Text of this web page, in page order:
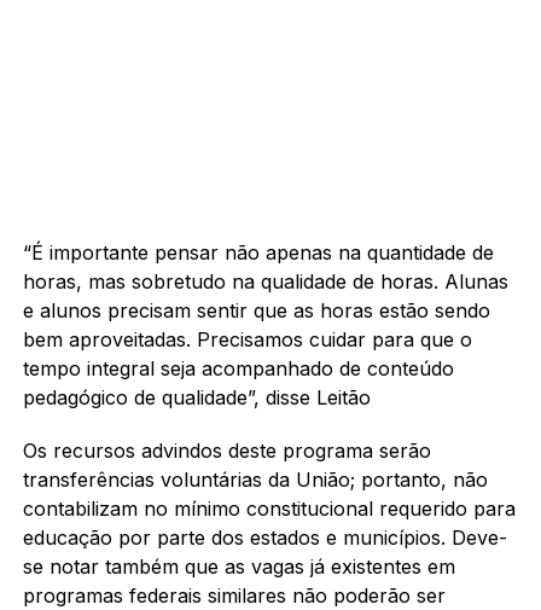
“É importante pensar não apenas na quantidade de
horas, mas sobretudo na qualidade de horas. Alunas
e alunos precisam sentir que as horas estão sendo
bem aproveitadas. Precisamos cuidar para que o
tempo integral seja acompanhado de conteúdo
pedagógico de qualidade”, disse Leitão
Os recursos advindos deste programa serão
transferências voluntárias da União; portanto, não
contabilizam no mínimo constitucional requerido para
educação por parte dos estados e municípios. Deve-
se notar também que as vagas já existentes em
programas federais similares não poderão ser